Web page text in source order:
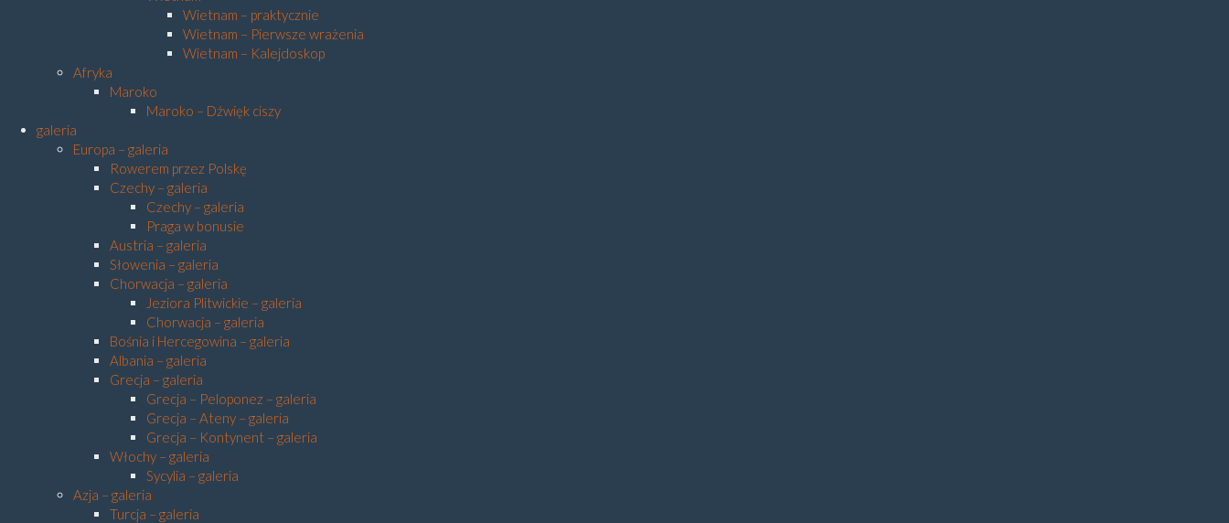
Wietnam – praktycznie
Wietnam – Pierwsze wrażenia
Wietnam – Kalejdoskop
Afryka
Maroko
Maroko – Dźwięk ciszy
galeria
Europa – galeria
Rowerem przez Polskę
Czechy – galeria
Czechy – galeria
Praga w bonusie
Austria – galeria
Słowenia – galeria
Chorwacja – galeria
Jeziora Plitwickie – galeria
Chorwacja – galeria
Bośnia i Hercegowina – galeria
Albania – galeria
Grecja – galeria
Grecja – Peloponez – galeria
Grecja – Ateny – galeria
Grecja – Kontynent – galeria
Włochy – galeria
Sycylia – galeria
Azja – galeria
Turcja – galeria